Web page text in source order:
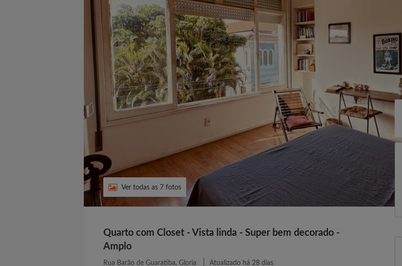
Ver todas as 7 fotos
Quarto com Closet - Vista linda - Super bem decorado -
Amplo
Rua Barão de Guaratiba, Gloria Atualizado há 28 dias